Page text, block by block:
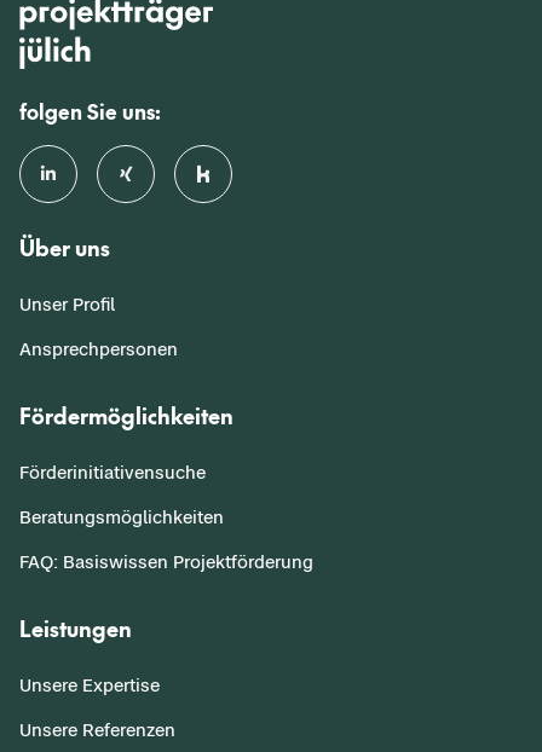
folgen Sie uns:
Über uns
Unser Profil
Ansprechpersonen
Fördermöglichkeiten
Förderinitiativensuche
Beratungsmöglichkeiten
FAQ: Basiswissen Projektförderung
Leistungen
Unsere Expertise
Unsere Referenzen